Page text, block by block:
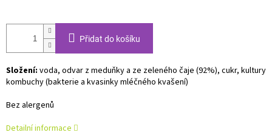
Přidat do košíku
Složení: voda, odvar z meduňky a ze zeleného čaje (92%), cukr, kultury
kombuchy (bakterie a kvasinky mléčného kvašení)
Bez alergenů
Detailní informace